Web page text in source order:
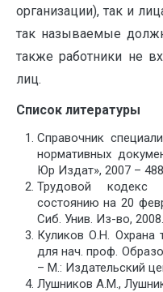
организации), так и
так называемые
также работники не
лиц.
Список литературы
Справочник
нормативных
Юр Издат», 2007 –
Трудовой кодекс
состоянию на 20
Сиб. Унив. Из-во,
Куликов О.Н. Охрана
для нач. проф.
– М.: Издательский
Лушников А.М.,